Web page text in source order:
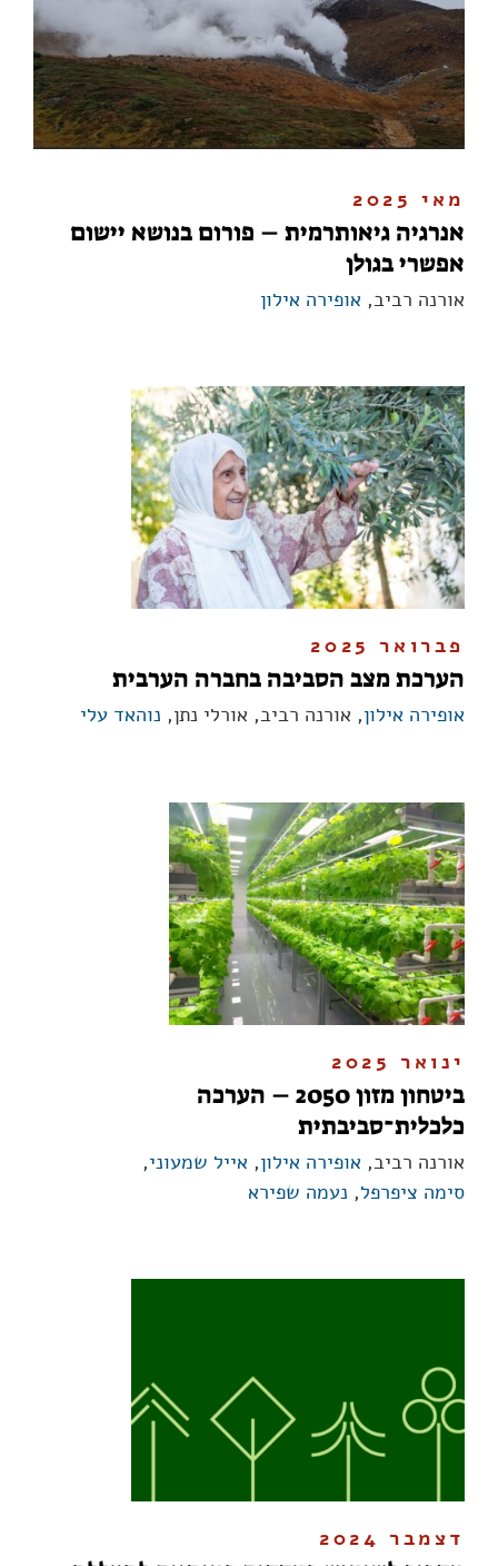
מאי 2025
אנרגיה גיאותרמית – פורום בנושא יישום
אפשרי בגולן
אורנה רביב, אופירה אילון
פברואר 2025
הערכת מצב הסביבה בחברה הערבית
אופירה אילון, אורנה רביב, אורלי נתן, נוהאד עלי
ינואר 2025
ביטחון מזון 2050 – הערכה
כלכלית־סביבתית
אורנה רביב, אופירה אילון, אייל שמעוני,
סימה ציפרפל, נעמה שפירא
דצמבר 2024